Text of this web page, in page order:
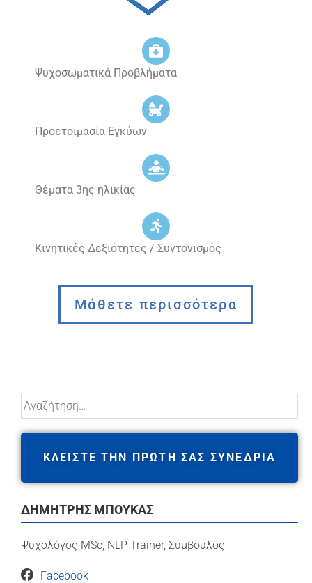
Ψυχοσωματικά Προβλήματα
Προετοιμασία Εγκύων
Θέματα 3ης ηλικίας
Κινητικές Δεξιότητες / Συντονισμός
Μάθετε περισσότερα
ΚΛΕΙΣΤΕ ΤΗΝ ΠΡΩΤΗ ΣΑΣ ΣΥΝΕΔΡΙΑ
ΔΗΜΉΤΡΗΣ ΜΠΟΎΚΑΣ
Ψυχολόγος MSc, NLP Trainer, Σύμβουλος
Facebook